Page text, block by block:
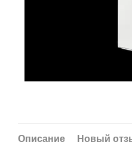
Описание Новый